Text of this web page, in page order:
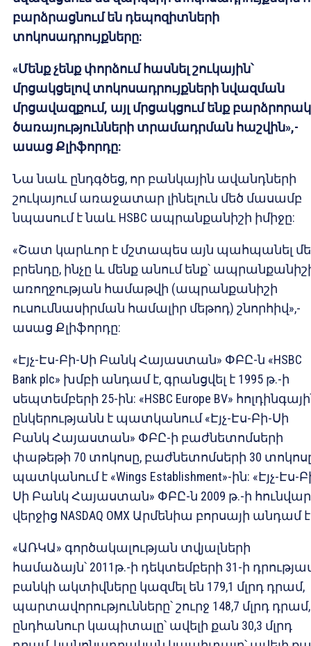
բարձրացնում են դեպոզիտների
տոկոսադրույքները:
«Մենքչենք փորձում հասնել շուկային՝
մրցակցելով տոկոսադրույքներինվազման
մրցավազքում, այլ մրցակցում ենք բարձրորակ
ծառայությունների տրամադրման հաշվին»,-
ասաց Քլիֆորդը:
Նա նաև ընդգծեց, որ բանկային ավանդների
շուկայում առաջատար լինելուն մեծ մասամբ
նպասում է նաև HSBC ապրանքանիշի իմիջը:
«Շատ կարևոր է մշտապես այն պահպանել
բրենդը, ինչը և մենք անում ենք՝
առողջության համաթվի (ապրանքանիշի
ուսումնասիրման համալիր մեթոդ) շնորհիվ»,-
ասաց Քլիֆորդը:
«Էյչ-Էս-Բի-Սի Բանկ Հայաստան» ՓԲԸ-ն «HSBC
Bank plc» խմբի անդամ է, գրանցվել է 1995 թ.-ի
սեպտեմբերի 25-ին: «HSBC Europe BV»
ընկերությանն է պատկանում «Էյչ-Էս-Բի-Սի
Բանկ Հայաստան» ՓԲԸ-ի բաժնետոմսերի
փաթեթի 70 տոկոսը, բաժնետոմսերի 30
պատկանում է «Wings Establishment»-ին: «Էյչ-Էս-
Սի Բանկ Հայաստան» ՓԲԸ-ն 2009 թ.-ի
վերջից NASDAQ OMX Արմենիա բորսայի անդամ
«ԱՌԿԱ» գործակալության տվյալների
համաձայն՝ 2011թ.-ի դեկտեմբերի 31-ի
բանկի ակտիվները կազմել են 179,1 մլրդ դրամ,
պարտավորությունները՝ շուրջ 148,7 մլրդ դրամ,
ընդհանուր կապիտալը՝ ավելի քան 30,3 մլրդ